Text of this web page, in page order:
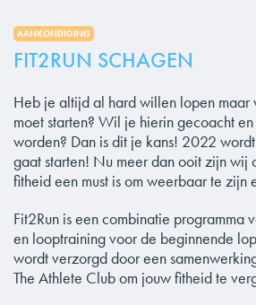
AANKONDIGING
FIT2RUN SCHAGEN
Heb je altijd al hard willen lopen maar
moet starten? Wil je hierin gecoacht
worden? Dan is dit je kans! 2022
gaat starten! Nu meer dan ooit zijn wij
fitheid een must is om weerbaar te zijn
Fit2Run is een combinatie programma
en looptraining voor de beginnende
wordt verzorgd door een
The Athlete Club om jouw fitheid te